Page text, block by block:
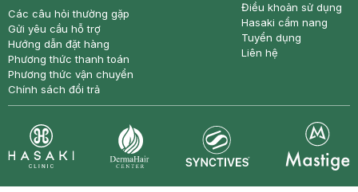
Các câu hỏi thường gặp
Gửi yêu cầu hỗ trợ
Hướng dẫn đặt hàng
Phương thức thanh toán
Phương thức vận chuyển
Chính sách đổi trả
Điều khoản sử dụng
Hasaki cẩm nang
Tuyển dụng
Liên hệ